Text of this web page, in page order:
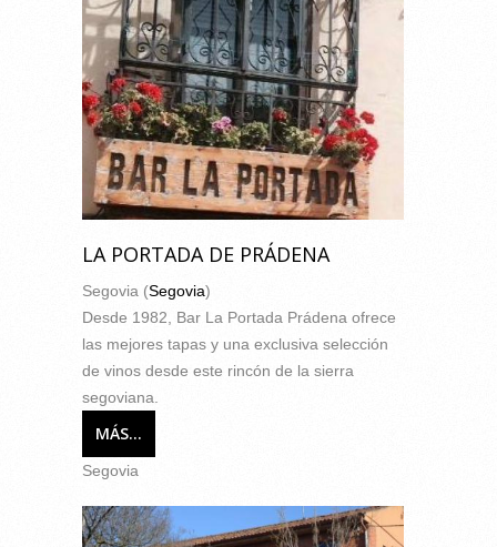
LA PORTADA DE PRÁDENA
Segovia (Segovia)
Desde 1982, Bar La Portada Prádena ofrece
las mejores tapas y una exclusiva selección
de vinos desde este rincón de la sierra
segoviana.
MÁS...
Segovia